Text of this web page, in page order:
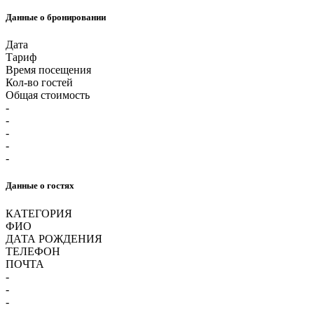
Данные о бронировании
Дата
Тариф
Время посещения
Кол-во гостей
Общая стоимость
-
-
-
-
-
Данные о гостях
КАТЕГОРИЯ
ФИО
ДАТА РОЖДЕНИЯ
ТЕЛЕФОН
ПОЧТА
-
-
-